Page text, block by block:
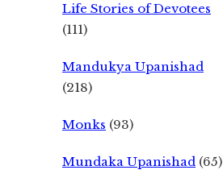
Life Stories of Devotees
(111)
Mandukya Upanishad
(218)
Monks (93)
Mundaka Upanishad (65)